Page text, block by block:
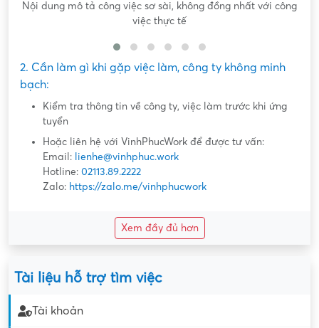
Nội dung mô tả công việc sơ sài, không đồng nhất với công
việc thực tế
2. Cần làm gì khi gặp việc làm, công ty không minh
bạch:
Kiểm tra thông tin về công ty, việc làm trước khi ứng
tuyển
Hoặc liên hệ với VinhPhucWork để được tư vấn:
Email: lienhe@vinhphuc.work
Hotline: 02113.89.2222
Zalo: https://zalo.me/vinhphucwork
Xem đầy đủ hơn
Tài liệu hỗ trợ tìm việc
Tài khoản